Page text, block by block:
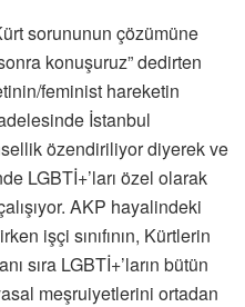
sorununun çözümüne
konuşuruz” dedirten
feminist hareketin
İstanbul
özendiriliyor diyerek ve
LGBTİ+’ları özel olarak
AKP hayalindeki
işçi sınıfının, Kürtlerin
sıra LGBTİ+’ların bütün
meşruiyetlerini ortadan